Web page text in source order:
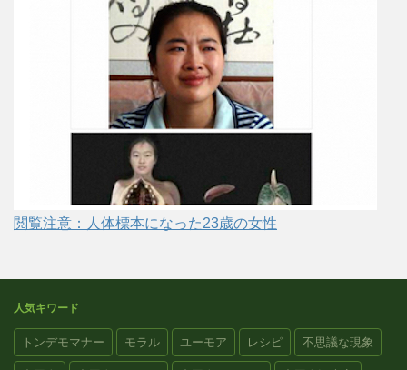
閲覧注意：人体標本になった23歳の女性
人気キワード
トンデモマナー モラル ユーモア レシピ 不思議な現象